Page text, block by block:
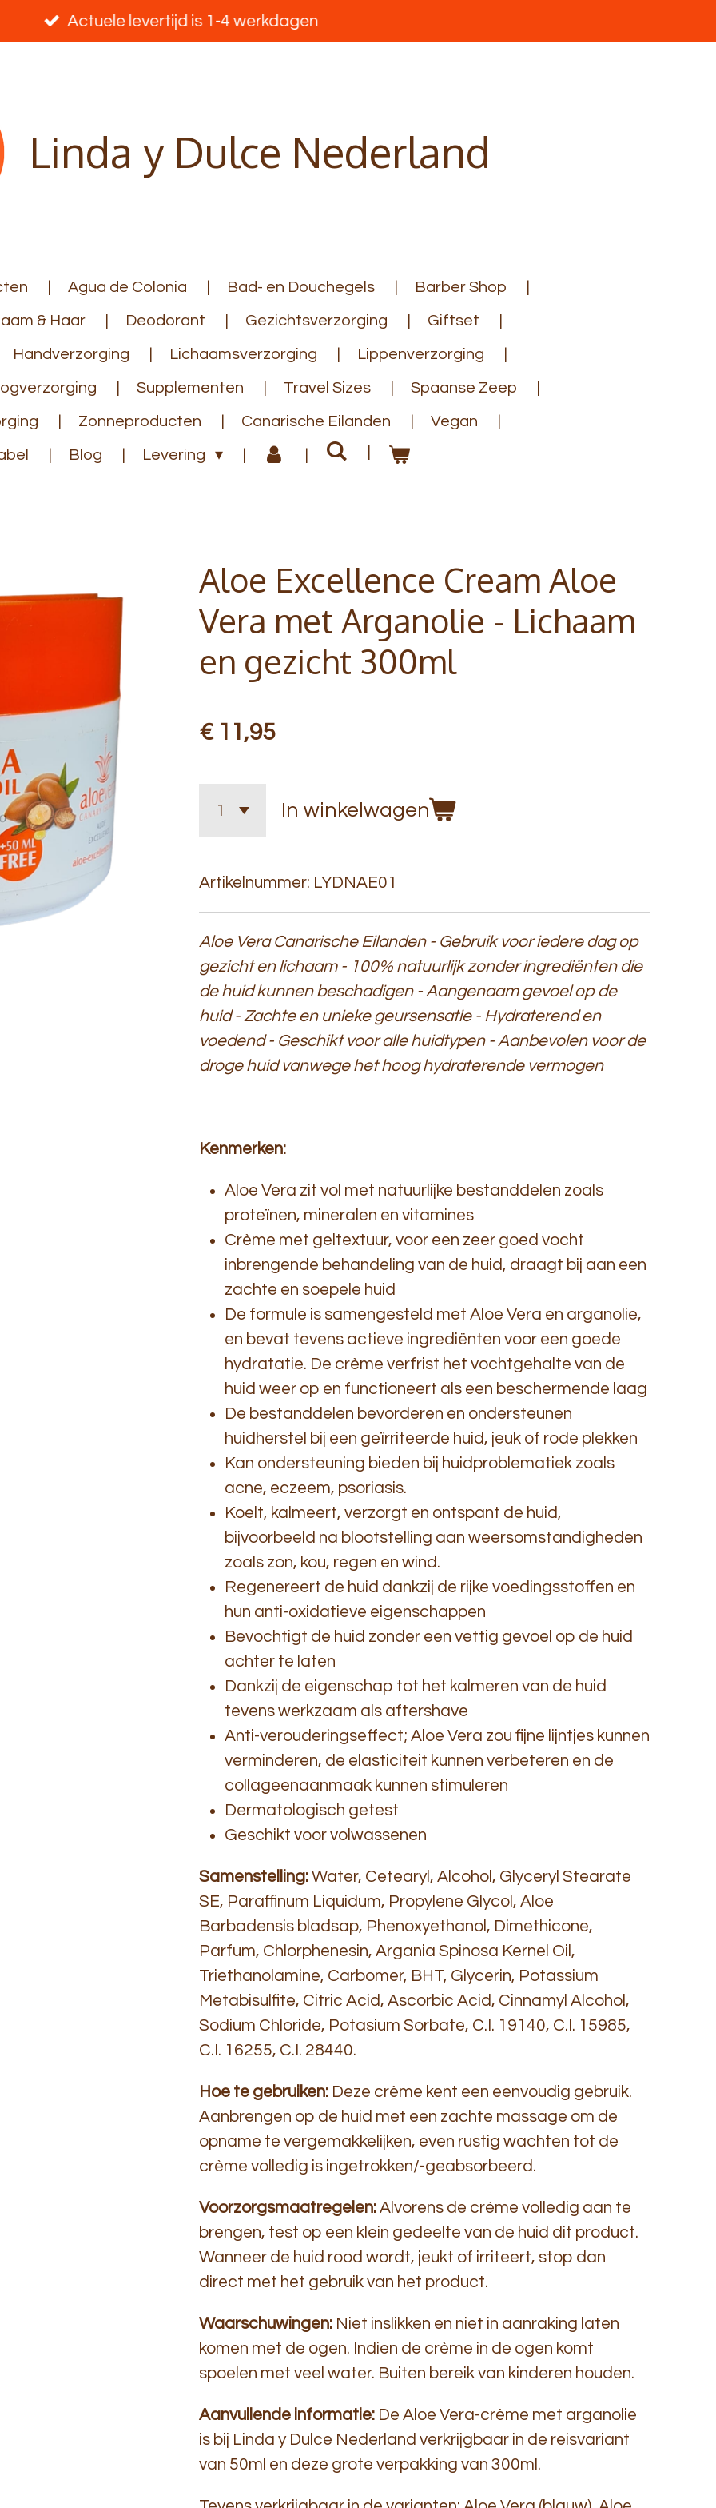
Actuele levertijd is 1-4 werkdagen
Linda y Dulce Nederland
Agua de Colonia Bad- en Douchegels Barber Shop
& Haar Deodorant Gezichtsverzorging Giftset
Handverzorging Lichaamsverzorging Lippenverzorging
Supplementen Travel Sizes Spaanse Zeep
Zonneproducten Canarische Eilanden Vegan
Blog Levering
Aloe Excellence Cream Aloe
Vera met Arganolie - Lichaam
en gezicht 300ml
€ 11,95
In winkelwagen
Artikelnummer: LYDNAE01
Aloe Vera Canarische Eilanden - Gebruik voor iedere dag op
gezicht en lichaam - 100% natuurlijk zonder ingrediënten die
de huid kunnen beschadigen - Aangenaam gevoel op de
huid - Zachte en unieke geursensatie - Hydraterend en
voedend - Geschikt voor alle huidtypen - Aanbevolen voor de
droge huid vanwege het hoog hydraterende vermogen
Kenmerken:
Aloe Vera zit vol met natuurlijke bestanddelen zoals
proteïnen, mineralen en vitamines
Crème met geltextuur, voor een zeer goed vocht
inbrengende behandeling van de huid, draagt bij aan een
zachte en soepele huid
De formule is samengesteld met Aloe Vera en arganolie,
en bevat tevens actieve ingrediënten voor een goede
hydratatie. De crème verfrist het vochtgehalte van de
huid weer op en functioneert als een beschermende laag
De bestanddelen bevorderen en ondersteunen
huidherstel bij een geïrriteerde huid, jeuk of rode plekken
Kan ondersteuning bieden bij huidproblematiek zoals
acne, eczeem, psoriasis.
Koelt, kalmeert, verzorgt en ontspant de huid,
bijvoorbeeld na blootstelling aan weersomstandigheden
zoals zon, kou, regen en wind.
Regenereert de huid dankzij de rijke voedingsstoffen en
hun anti-oxidatieve eigenschappen
Bevochtigt de huid zonder een vettig gevoel op de huid
achter te laten
Dankzij de eigenschap tot het kalmeren van de huid
tevens werkzaam als aftershave
Anti-verouderingseffect; Aloe Vera zou fijne lijntjes kunnen
verminderen, de elasticiteit kunnen verbeteren en de
collageenaanmaak kunnen stimuleren
Dermatologisch getest
Geschikt voor volwassenen
Samenstelling:Water, Cetearyl, Alcohol, Glyceryl Stearate
SE, Paraffinum Liquidum, Propylene Glycol, Aloe
Barbadensis bladsap, Phenoxyethanol, Dimethicone,
Parfum, Chlorphenesin, Argania Spinosa Kernel Oil,
Triethanolamine, Carbomer, BHT, Glycerin, Potassium
Metabisulfite, Citric Acid, Ascorbic Acid, Cinnamyl Alcohol,
Sodium Chloride, Potasium Sorbate, C.I. 19140, C.I. 15985,
C.I. 16255, C.I. 28440.
Hoe te gebruiken: Deze crème kent een eenvoudig gebruik.
Aanbrengen op de huid met een zachte massage om de
opname te vergemakkelijken, even rustig wachten tot de
crème volledig is ingetrokken/-geabsorbeerd.
Voorzorgsmaatregelen:Alvorens de crème volledig aan te
brengen, test op een klein gedeelte van de huid dit product.
Wanneer de huid rood wordt, jeukt of irriteert, stop dan
direct met het gebruik van het product.
Waarschuwingen: Niet inslikken en niet in aanraking laten
komen met de ogen. Indien de crème in de ogen komt
spoelen met veel water. Buiten bereik van kinderen houden.
Aanvullende informatie: De Aloe Vera-crème met arganolie
is bij Linda y Dulce Nederland verkrijgbaar in de reisvariant
van 50ml en deze grote verpakking van 300ml.